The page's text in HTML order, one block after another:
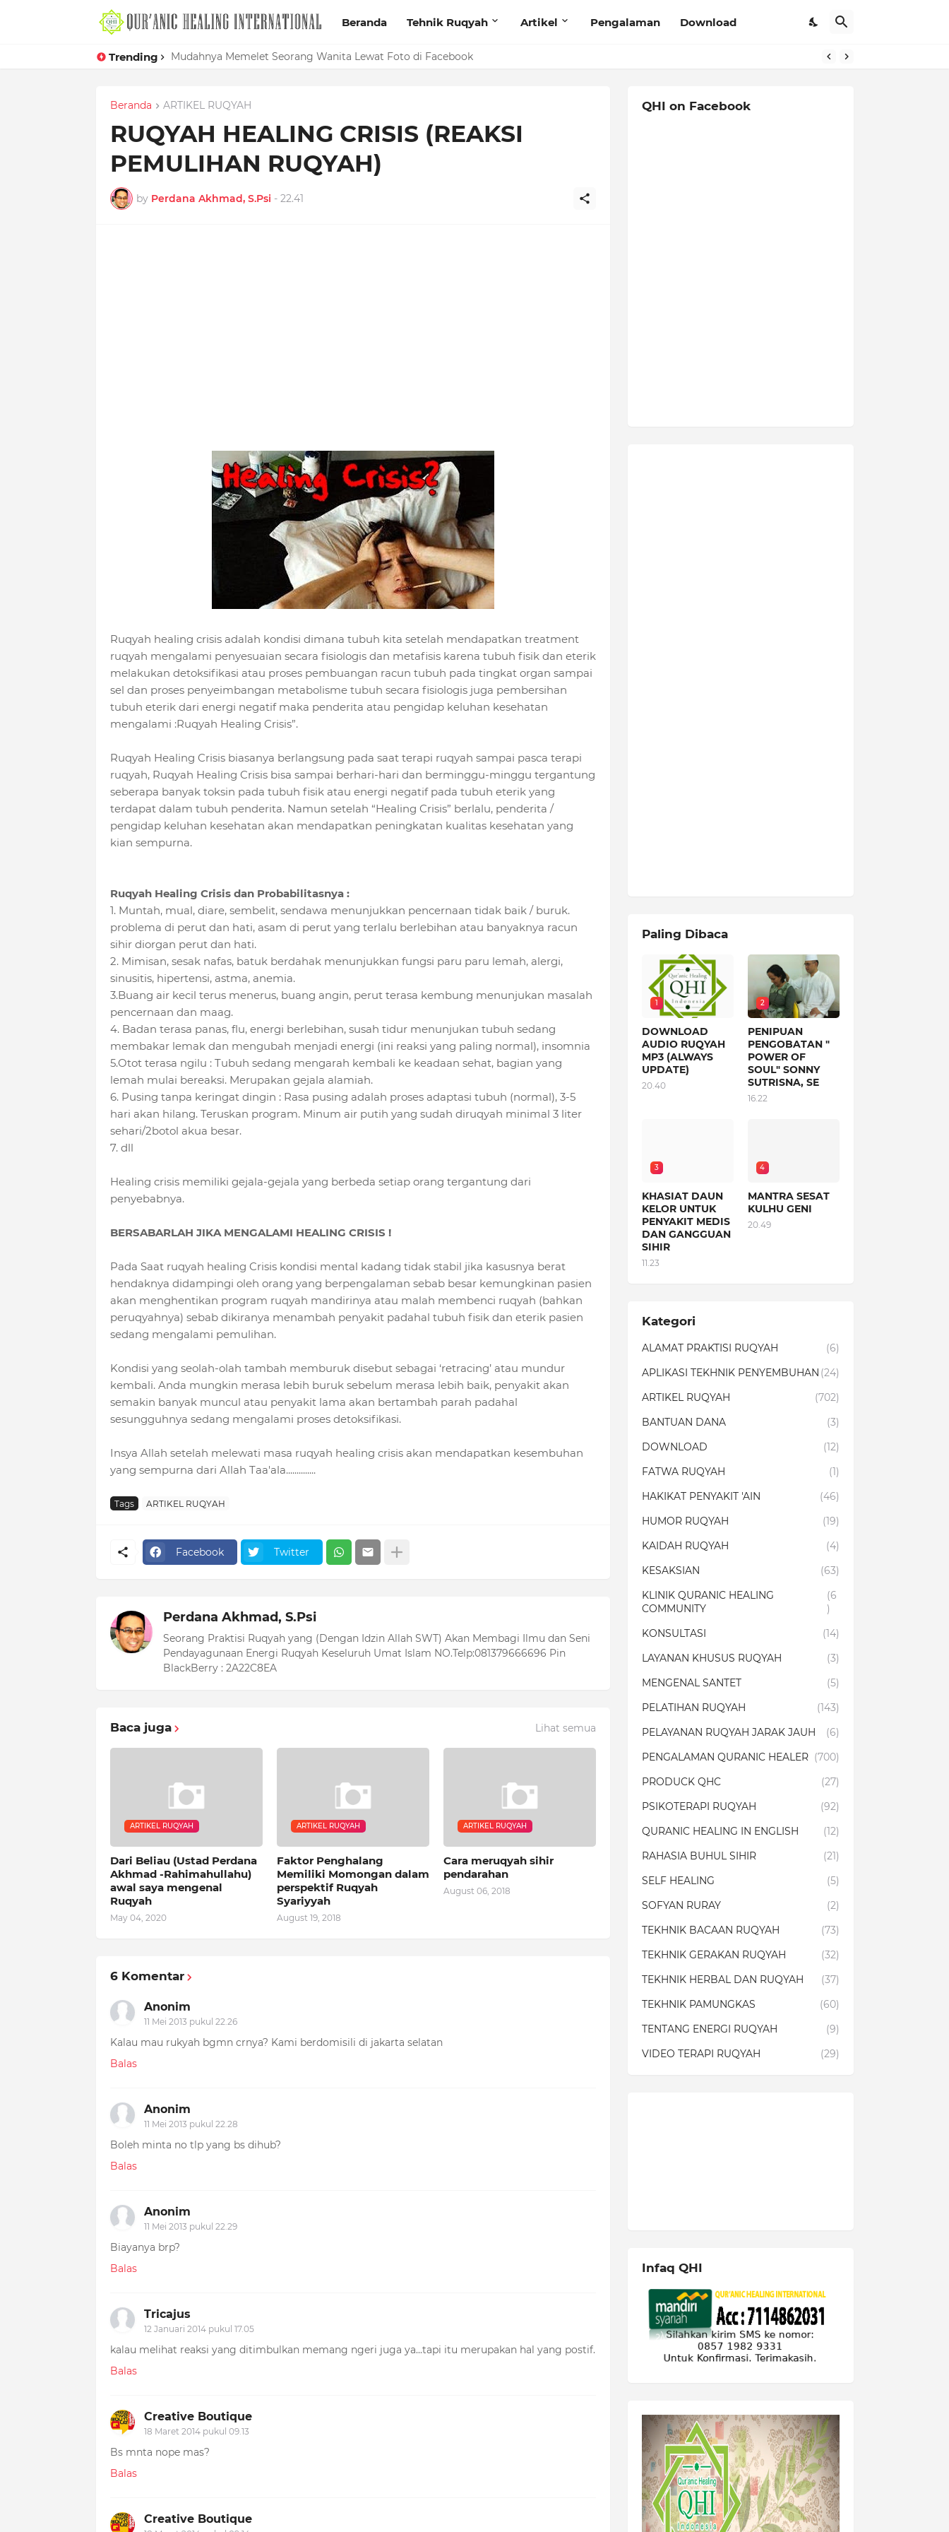
Beranda Tehnik Ruqyah Artikel Pengalaman Download
Trending Mudahnya Memelet Seorang Wanita Lewat Foto di Facebook
Beranda ARTIKEL RUQYAH
RUQYAH HEALING CRISIS (REAKSI
PEMULIHAN RUQYAH)
by Perdana Akhmad, S.Psi - 22.41
Ruqyah healing crisis adalah kondisi dimana tubuh kita setelah mendapatkan treatment
ruqyah mengalami penyesuaian secara fisiologis dan metafisis karena tubuh fisik dan eterik
melakukan detoksifikasi atau proses pembuangan racun tubuh pada tingkat organ sampai
sel dan proses penyeimbangan metabolisme tubuh secara fisiologisjuga pembersihan
tubuh eterik dari energi negatif maka penderita atau pengidap keluhan kesehatan
mengalami :Ruqyah Healing Crisis”.
Ruqyah Healing Crisis biasanya berlangsung pada saat terapi ruqyah sampai pasca terapi
ruqyah, Ruqyah Healing Crisis bisa sampai berhari-hari dan berminggu-minggu tergantung
seberapa banyak toksin pada tubuh fisik atau energi negatif pada tubuh eterik yang
terdapat dalam tubuh penderita. Namun setelah “Healing Crisis” berlalu, penderita /
pengidap keluhan kesehatan akan mendapatkan peningkatan kualitas kesehatan yang
kian sempurna.
Ruqyah Healing Crisis dan Probabilitasnya :
1. Muntah, mual, diare, sembelit, sendawa menunjukkan pencernaan tidak baik / buruk.
problema di perut dan hati, asam di perut yang terlalu berlebihan atau banyaknya racun
sihir diorgan perut dan hati.
2. Mimisan, sesak nafas, batuk berdahak menunjukkan fungsi paru paru lemah, alergi,
sinusitis, hipertensi, astma, anemia.
3.Buang air kecil terus menerus, buang angin, perut terasa kembung menunjukan masalah
pencernaan dan maag.
4. Badan terasa panas, flu, energi berlebihan, susah tidur menunjukan tubuh sedang
membakar lemak dan mengubah menjadi energi (ini reaksi yang paling normal), insomnia
5.Otot terasa ngilu : Tubuh sedang mengarah kembali ke keadaan sehat, bagian yang
lemah mulai bereaksi. Merupakan gejala alamiah.
6. Pusing tanpa keringat dingin : Rasa pusing adalah proses adaptasi tubuh (normal), 3-5
hari akan hilang. Teruskan program. Minum air putih yang sudah diruqyah minimal 3 liter
sehari/2botol akua besar.
7. dll
Healing crisis memiliki gejala-gejala yang berbeda setiap orang tergantung dari
penyebabnya.
BERSABARLAH JIKA MENGALAMI HEALING CRISIS !
Pada Saat ruqyah healing Crisis kondisi mental kadang tidak stabil jika kasusnya berat
hendaknya didampingi oleh orang yang berpengalaman sebab besar kemungkinan pasien
akan menghentikan program ruqyah mandirinya atau malah membenci ruqyah (bahkan
peruqyahnya) sebab dikiranya menambah penyakit padahal tubuh fisik dan eterik pasien
sedang mengalami pemulihan.
Kondisi yang seolah-olah tambah memburuk disebut sebagai ‘retracing’ atau mundur
kembali. Anda mungkin merasa lebih buruk sebelum merasa lebih baik, penyakit akan
semakin banyak muncul atau penyakit lama akan bertambah parah padahal
sesungguhnya sedang mengalami proses detoksifikasi.
Insya Allah setelah melewati masa ruqyah healing crisis akan mendapatkan kesembuhan
yang sempurna dari Allah Taa'ala..............
Tags ARTIKEL RUQYAH
Facebook Twitter
Perdana Akhmad, S.Psi
Seorang Praktisi Ruqyah yang (Dengan Idzin Allah SWT) Akan Membagi Ilmu dan Seni
Pendayagunaan Energi Ruqyah Keseluruh Umat Islam NO.Telp:081379666696 Pin
BlackBerry : 2A22C8EA
Baca juga Lihat semua
ARTIKEL RUQYAH
Dari Beliau (Ustad Perdana
Akhmad -Rahimahullahu)
awal saya mengenal
Ruqyah
May 04, 2020
ARTIKEL RUQYAH
Faktor Penghalang
Memiliki Momongan dalam
perspektif Ruqyah
Syariyyah
August 19, 2018
ARTIKEL RUQYAH
Cara meruqyah sihir
pendarahan
August 06, 2018
6 Komentar
Anonim
11 Mei 2013 pukul 22.26
Kalau mau rukyah bgmn crnya? Kami berdomisili di jakarta selatan
Balas
Anonim
11 Mei 2013 pukul 22.28
Boleh minta no tlp yang bs dihub?
Balas
Anonim
11 Mei 2013 pukul 22.29
Biayanya brp?
Balas
Tricajus
12 Januari 2014 pukul 17.05
kalau melihat reaksi yang ditimbulkan memang ngeri juga ya...tapi itu merupakan hal yang postif.
Balas
Creative Boutique
18 Maret 2014 pukul 09.13
Bs mnta nope mas?
Balas
Creative Boutique
QHI on Facebook
Paling Dibaca
1
DOWNLOAD
AUDIO RUQYAH
MP3 (ALWAYS
UPDATE)
20.40
2
PENIPUAN
PENGOBATAN "
POWER OF
SOUL" SONNY
SUTRISNA, SE
16.22
3
KHASIAT DAUN
KELOR UNTUK
PENYAKIT MEDIS
DAN GANGGUAN
SIHIR
11.23
4
MANTRA SESAT
KULHU GENI
20.49
Kategori
ALAMAT PRAKTISI RUQYAH
(6)
APLIKASI TEKHNIK PENYEMBUHAN (24)
ARTIKEL RUQYAH
(702)
BANTUAN DANA
(3)
DOWNLOAD
(12)
FATWA RUQYAH
(1)
HAKIKAT PENYAKIT 'AIN
(46)
HUMOR RUQYAH
(19)
KAIDAH RUQYAH
(4)
KESAKSIAN
(63)
KLINIK QURANIC HEALING
COMMUNITY
(6
)
KONSULTASI
(14)
LAYANAN KHUSUS RUQYAH
(3)
MENGENAL SANTET
(5)
PELATIHAN RUQYAH
(143)
PELAYANAN RUQYAH JARAK JAUH
(6)
PENGALAMAN QURANIC HEALER (700)
PRODUCK QHC
(27)
PSIKOTERAPI RUQYAH
(92)
QURANIC HEALING IN ENGLISH
(12)
RAHASIA BUHUL SIHIR
(21)
SELF HEALING
(5)
SOFYAN RURAY
(2)
TEKHNIK BACAAN RUQYAH
(73)
TEKHNIK GERAKAN RUQYAH
(32)
TEKHNIK HERBAL DAN RUQYAH
(37)
TEKHNIK PAMUNGKAS
(60)
TENTANG ENERGI RUQYAH
(9)
VIDEO TERAPI RUQYAH
(29)
Infaq QHI